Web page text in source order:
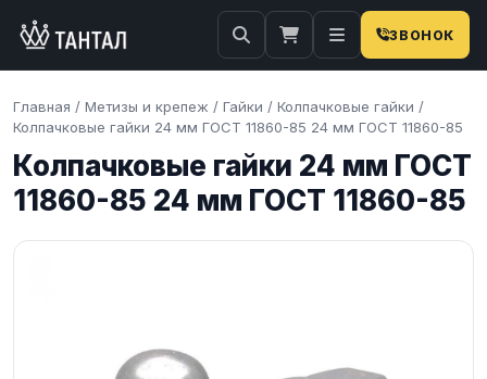
ЗВОНОК
Главная / Метизы и крепеж / Гайки / Колпачковые гайки /
Колпачковые гайки 24 мм ГОСТ 11860-85 24 мм ГОСТ 11860-85
Колпачковые гайки 24 мм ГОСТ
11860-85 24 мм ГОСТ 11860-85